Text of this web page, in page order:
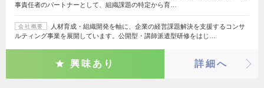
事責任者のパートナーとして、組織課題の特定から育…
会社概要
人材育成・組織開発を軸に、企業の経営課題解決を支援するコンサ
ルティング事業を展開しています。公開型・講師派遣型研修をはじ…
興味あり 詳細へ